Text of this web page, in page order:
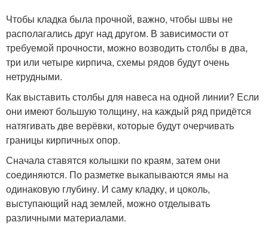
Чтобы кладка была прочной, важно, чтобы швы не
располагались друг над другом. В зависимости от
требуемой прочности, можно возводить столбы в два,
три или четыре кирпича, схемы рядов будут очень
нетрудными.
Как выставить столбы для навеса на одной линии? Если
они имеют большую толщину, на каждый ряд придётся
натягивать две верёвки, которые будут очерчивать
границы кирпичных опор.
Сначала ставятся колышки по краям, затем они
соединяются. По разметке выкапываются ямы на
одинаковую глубину. И саму кладку, и цоколь,
выступающий над землей, можно отделывать
различными материалами.